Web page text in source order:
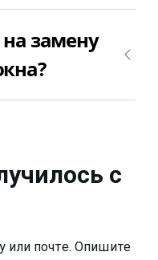
замену
с
или почте. Опишите